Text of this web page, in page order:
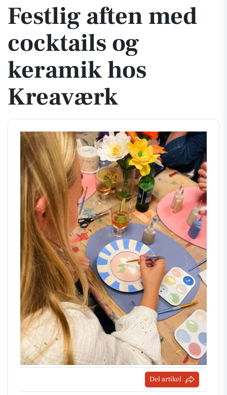
Festlig aften med
cocktails og
keramik hos
Kreaværk
Del artikel